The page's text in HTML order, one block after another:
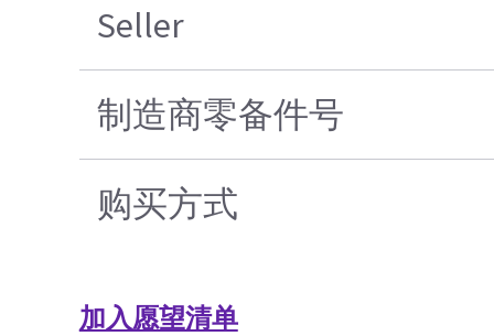
Seller
制造商零备件号
购买方式
加入愿望清单